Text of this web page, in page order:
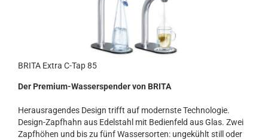
BRITA Extra C-Tap 85
Der Premium-Wasserspender von BRITA
Herausragendes Design trifft auf modernste Technologie.
Design-Zapfhahn aus Edelstahl mit Bedienfeld aus Glas. Zwei
Zapfhöhen und bis zu fünf Wassersorten: ungekühlt still oder